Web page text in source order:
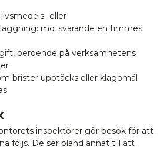
eller
motsvarande en timmes
beroende på verksamhetens
brister upptäcks eller klagomål
inspektörer gör besök för att
följs. De ser bland annat till att